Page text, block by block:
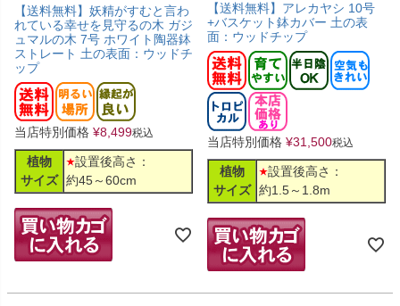
【送料無料】妖精がすむと言わ
れている幸せを見守るの木 ガジ
ュマルの木 7号 ホワイト陶器鉢
ストレート 土の表面：ウッドチ
ップ
当店特別価格 ¥8,499税込
植物
サイズ
設置後高さ：
約45～60cm
【送料無料】アレカヤシ 10号
+バスケット鉢カバー 土の表
面：ウッドチップ
当店特別価格 ¥31,500税込
植物
サイズ
設置後高さ：
約1.5～1.8m